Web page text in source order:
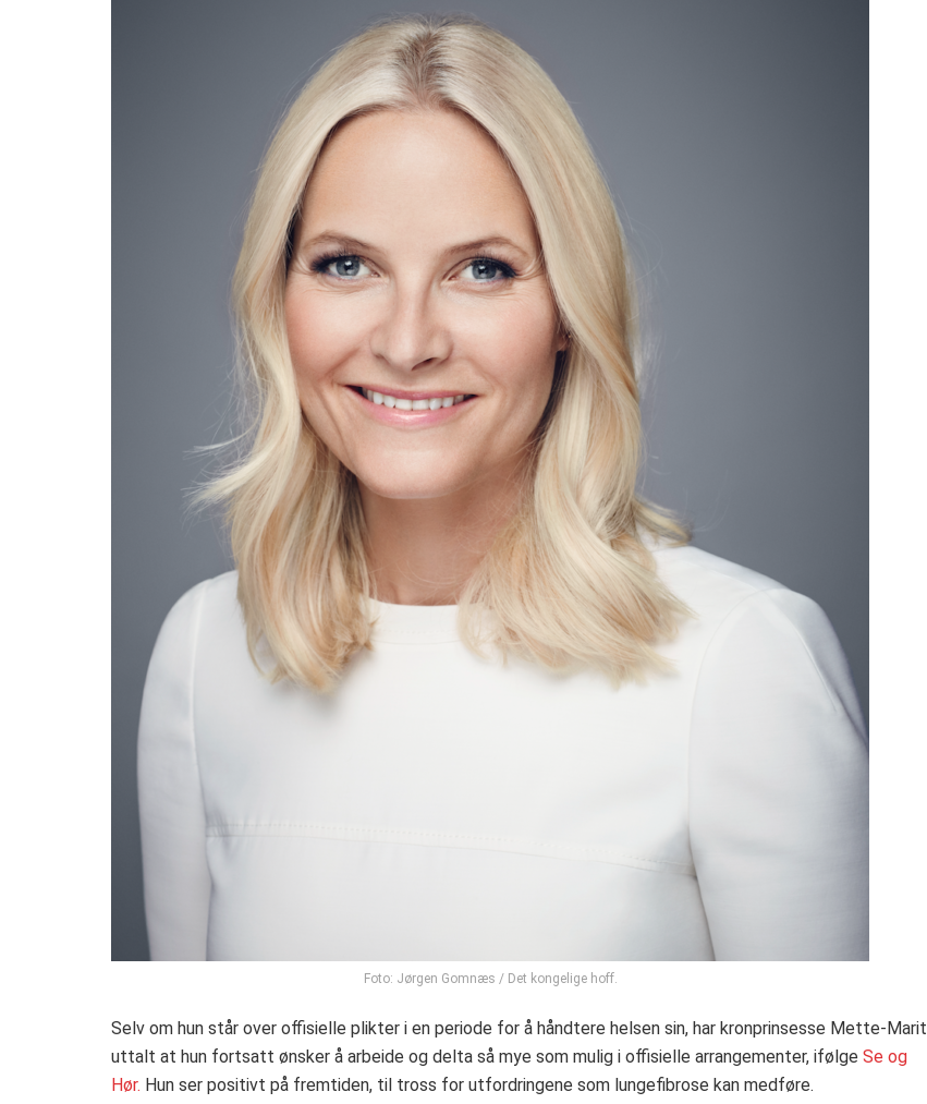
Foto: Jørgen Gomnæs / Det kongelige hoff.
Selv om hun står over offisielle plikter i en periode for å håndtere helsen sin, har kronprinsesse Mette-Marit
uttalt at hun fortsatt ønsker å arbeide og delta så mye som mulig i offisielle arrangementer, ifølge Se og
Hør. Hun ser positivt på fremtiden, til tross for utfordringene som lungefibrose kan medføre.